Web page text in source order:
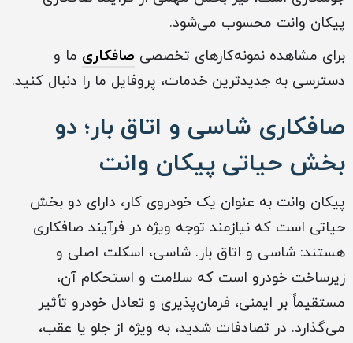
پیکان وانت محسوب می‌شود.
برای مشاهده نمونه‌کارهای تخصصی صافکاری ما و
دسترسی به جدیدترین خدمات، پروفایل ما را دنبال کنید.
صافکاری شاسی و اتاق بار؛ دو
بخش حیاتی پیکان وانت
پیکان وانت به عنوان یک خودروی کار، دارای دو بخش
حیاتی است که نیازمند توجه ویژه در فرآیند صافکاری
هستند: شاسی و اتاق بار. شاسی، اسکلت اصلی و
زیرساخت خودرو است که سلامت و استحکام آن،
مستقیماً بر ایمنی، فرمان‌پذیری و تعادل خودرو تأثیر
می‌گذارد. در تصادفات شدید، به ویژه از جلو یا عقب،